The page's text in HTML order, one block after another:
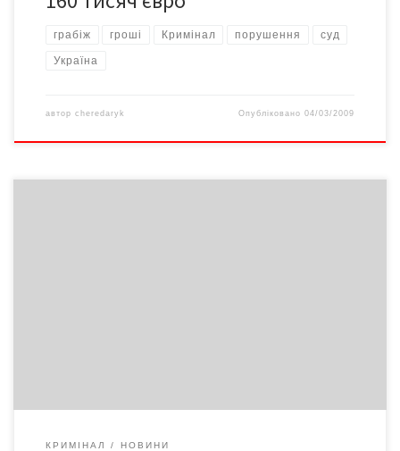
грабіж гроші Кримінал порушення суд
Україна
автор cheredaryk Опубліковано04/03/2009
КРИМІНАЛ НОВИНИ